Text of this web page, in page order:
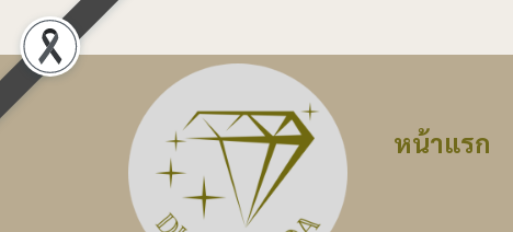
หน้าแรก